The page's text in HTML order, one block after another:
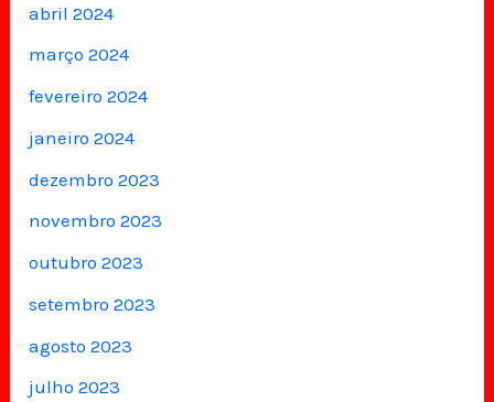
abril 2024
março 2024
fevereiro 2024
janeiro 2024
dezembro 2023
novembro 2023
outubro 2023
setembro 2023
agosto 2023
julho 2023